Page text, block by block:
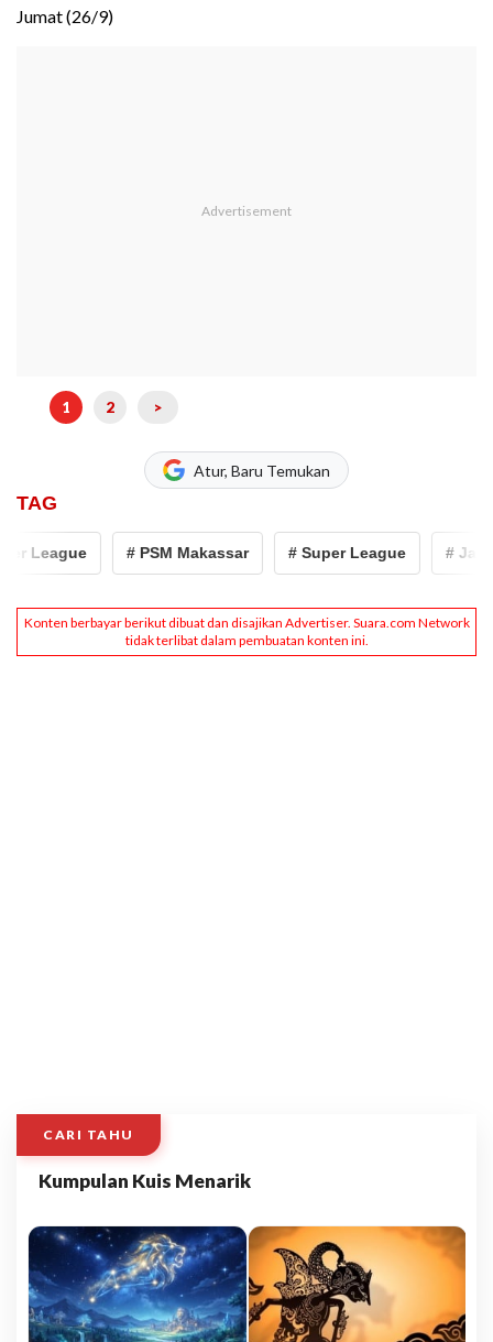
Jumat (26/9)
1 2 >
Atur, Baru Temukan
TAG
League # PSM Makassar # Super League #
CARI TAHU
Kumpulan Kuis Menarik